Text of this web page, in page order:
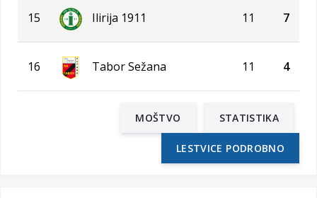
15 Ilirija 1911 11 7
16 Tabor Sežana 11 4
MOŠTVO STATISTIKA
LESTVICE PODROBNO